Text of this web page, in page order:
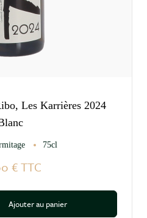
Les Karrières 2024
75cl
€ TTC
Ajouter au panier